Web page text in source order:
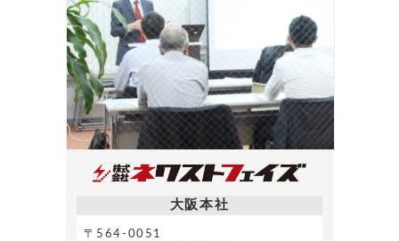
大阪本社
〒564-0051